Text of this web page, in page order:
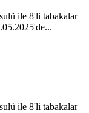
ile 8'li tabakalar
ile 8'li tabakalar